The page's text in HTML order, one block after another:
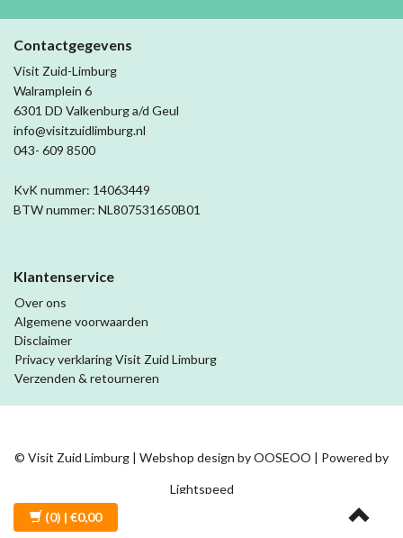
Contactgegevens
Visit Zuid-Limburg
Walramplein 6
6301 DD Valkenburg a/d Geul
info@visitzuidlimburg.nl
043- 609 8500
KvK nummer: 14063449
BTW nummer: NL807531650B01
Klantenservice
Over ons
Algemene voorwaarden
Disclaimer
Privacy verklaring Visit Zuid Limburg
Verzenden & retourneren
© Visit Zuid Limburg | Webshop design byOOSEOO | Powered by
Lightspeed
(0) | €0,00